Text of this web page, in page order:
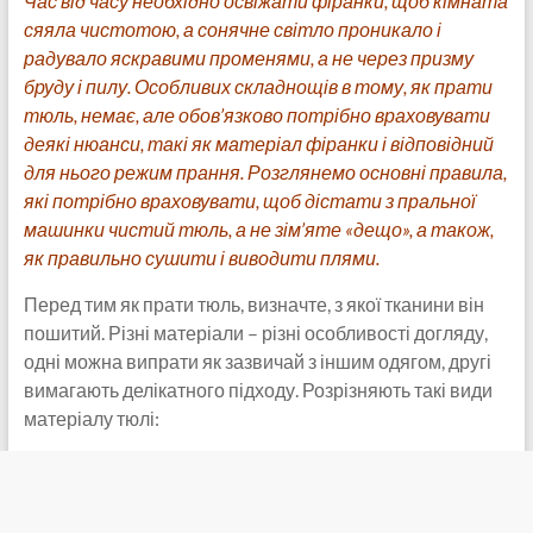
сяяла чистотою, а сонячне світло проникало і
радувало яскравими променями, а не через призму
бруду і пилу. Особливих складнощів в тому, як прати
тюль, немає, але обов’язково потрібно враховувати
деякі нюанси, такі як матеріал фіранки і відповідний
для нього режим прання. Розглянемо основні правила,
які потрібно враховувати, щоб дістати з пральної
машинки чистий тюль, а не зім’яте «дещо», а також,
як правильно сушити і виводити плями.
Перед тим як прати тюль, визначте, з якої тканини він
пошитий. Різні матеріали – різні особливості догляду,
одні можна випрати як зазвичай з іншим одягом, другі
вимагають делікатного підходу. Розрізняють такі види
матеріалу тюлі: